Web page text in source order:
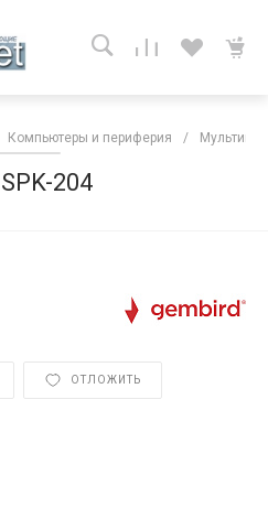
Компьютеры и периферия /
204
ОТЛОЖИТЬ